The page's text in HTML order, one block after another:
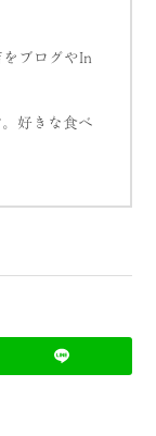
ブログやIn
好きな食べ